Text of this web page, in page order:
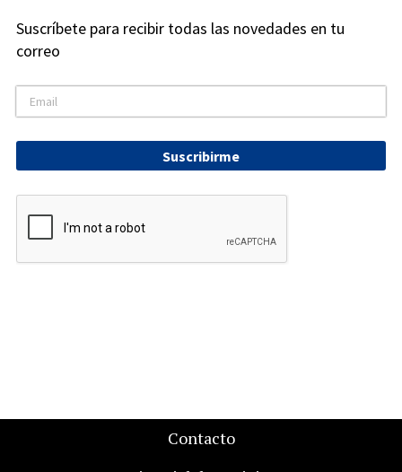
Suscríbete para recibir todas las novedades en tu
correo
Suscribirme
Contacto